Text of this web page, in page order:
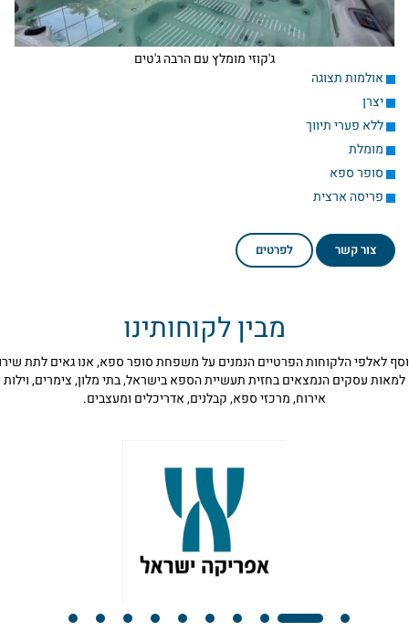
ג'קוזי מומלץ עם הרבה ג'טים
אולמות תצוגה
יצרן
ללא פערי תיווך
מומלת
סופר ספא
פריסה ארצית
צור קשר לפרטים
מבין לקוחותינו
לאלפי הלקוחות הפרטיים הנמנים על משפחת סופר ספא, אנו גאים לתת
למאות עסקים הנמצאים בחזית תעשיית הספא בישראל, בתי מלון, צימרים, וילות
אירוח, מרכזי ספא, קבלנים, אדריכלים ומעצבים.